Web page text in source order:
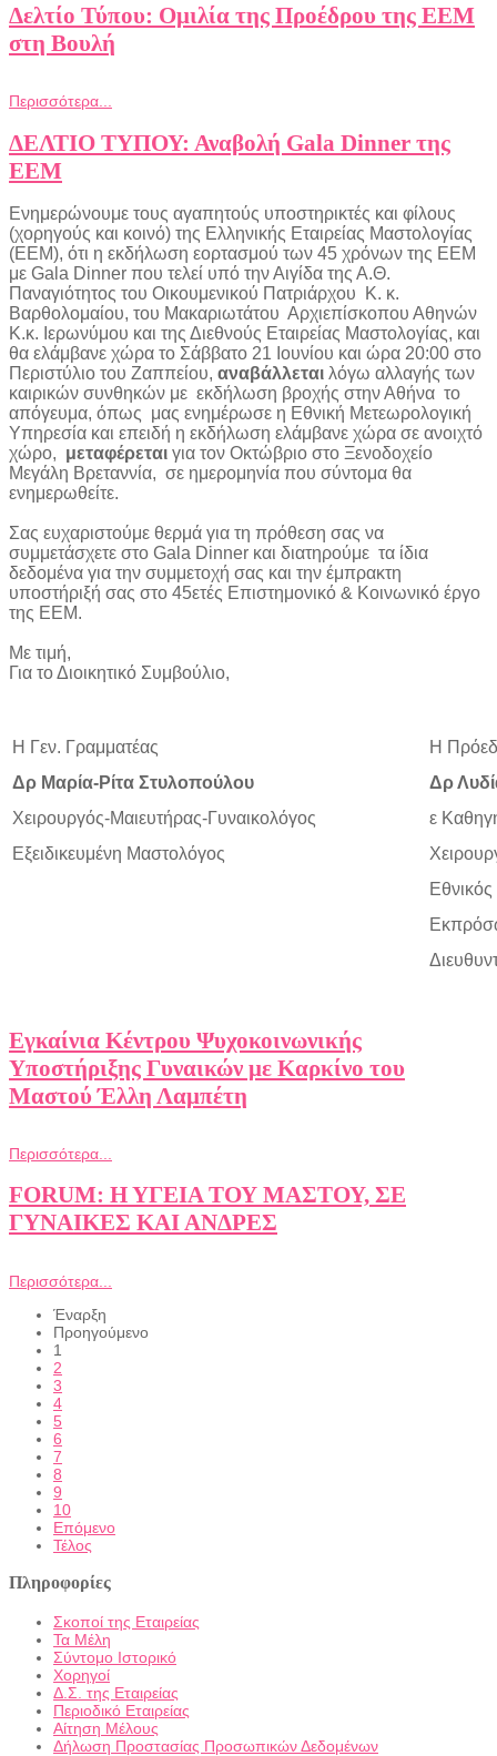
Δελτίο Τύπου: Ομιλία της Προέδρου της ΕΕΜ
στη Βουλή
Περισσότερα...
ΔΕΛΤΙΟ ΤΥΠΟΥ: Αναβολή Gala Dinner της
ΕΕΜ
Ενημερώνουμε τους αγαπητούς υποστηρικτές και φίλους
(χορηγούς και κοινό) της Ελληνικής Εταιρείας Μαστολογίας
(ΕΕΜ), ότι η εκδήλωση εορτασμού των 45 χρόνων της ΕΕΜ
με Gala Dinner που τελεί υπό την Αιγίδα της Α.Θ.
Παναγιότητος του Οικουμενικού Πατριάρχου Κ. κ.
Βαρθολομαίου, του Μακαριωτάτου Αρχιεπίσκοπου Αθηνών
Κ.κ. Ιερωνύμου και της Διεθνούς Εταιρείας Μαστολογίας, και
θα ελάμβανε χώρα το Σάββατο 21 Ιουνίου και ώρα 20:00 στο
Περιστύλιο του Ζαππείου, αναβάλλεται λόγω αλλαγής των
καιρικών συνθηκών με εκδήλωση βροχής στην Αθήνα το
απόγευμα, όπως μας ενημέρωσε η Εθνική Μετεωρολογική
Υπηρεσία και επειδή η εκδήλωση ελάμβανε χώρα σε ανοιχτό
χώρο, μεταφέρεται για τον Οκτώβριο στο Ξενοδοχείο
Μεγάλη Βρεταννία, σε ημερομηνία που σύντομα θα
ενημερωθείτε.
Σας ευχαριστούμε θερμά για τη πρόθεση σας να
συμμετάσχετε στο Gala Dinner και διατηρούμε τα ίδια
δεδομένα για την συμμετοχή σας και την έμπρακτη
υποστήριξή σας στο 45ετές Επιστημονικό & Κοινωνικό έργο
της ΕΕΜ.
Με τιμή,
Για το Διοικητικό Συμβούλιο,
Η Γεν. Γραμματέας
Δρ Μαρία-Ρίτα Στυλοπούλου
Χειρουργός-Μαιευτήρας-Γυναικολόγος
Εξειδικευμένη Μαστολόγος
Η
Δρ
ε
Εγκαίνια Κέντρου Ψυχοκοινωνικής
Υποστήριξης Γυναικών με Καρκίνο του
Μαστού Έλλη Λαμπέτη
Περισσότερα...
FORUM: Η ΥΓΕΙΑ ΤΟΥ ΜΑΣΤΟΥ, ΣΕ
ΓΥΝΑΙΚΕΣ ΚΑΙ ΑΝΔΡΕΣ
Περισσότερα...
Έναρξη
Προηγούμενο
1
2
3
4
5
6
7
8
9
10
Επόμενο
Τέλος
Πληροφορίες
Σκοποί της Εταιρείας
Τα Μέλη
Σύντομο Ιστορικό
Χορηγοί
Δ.Σ. της Εταιρείας
Περιοδικό Εταιρείας
Αίτηση Μέλους
Δήλωση Προστασίας Προσωπικών Δεδομένων